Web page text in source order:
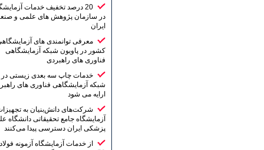
20 درصد تخفیف خدمات آزمایشگاهی
در سازمان پژوهش های علمی و صنعتی
معرفی توانمندی های آزمایشگاهی
کشور در پاویون شبکه آزمایشگاهی
فناوری های راهبردی
خدمات چاپ سه بعدی زیستی در
شبکه آزمایشگاهی فناوری های راهبردی
شرکت‌های دانش‌بنیان به تجهیزات
آزمایشگاه جامع تحقیقاتی دانشگاه علوم
پزشکی ایران دسترسی پیدا می‌کنند
از خدمات آزمایشگاه آزمونه فولاد تا